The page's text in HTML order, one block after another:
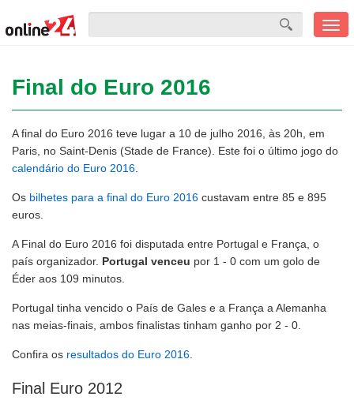
Final do Euro 2016
A final do Euro 2016 teve lugar a 10 de julho 2016, às 20h, em
Paris, no Saint-Denis (Stade de France). Este foi o último jogo do
calendário do Euro 2016
Os bilhetes para a final do Euro 2016 custavam entre 85 e 895
euros.
A Final do Euro 2016 foi disputada entre Portugal e França, o
país organizador. Portugal venceu por 1 - 0 com um golo de
Éder aos 109 minutos.
Portugal tinha vencido o País de Gales e a França a Alemanha
nas meias-finais, ambos finalistas tinham ganho por 2 - 0.
Confira os resultados do Euro 2016
Final Euro 2012